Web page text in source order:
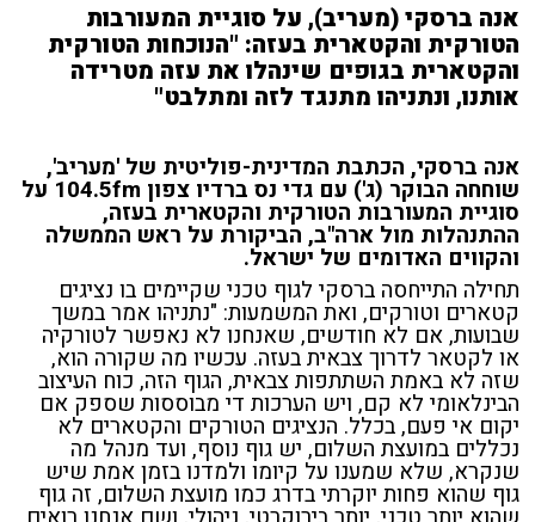
אנה ברסקי (מעריב), על סוגיית המעורבות
הטורקית והקטארית בעזה: "הנוכחות הטורקית
והקטארית בגופים שינהלו את עזה מטרידה
אותנו, ונתניהו מתנגד לזה ומתלבט"
אנה ברסקי, הכתבת המדינית-פוליטית של 'מעריב',
שוחחה הבוקר (ג') עם גדי נס ברדיו צפון 104.5fm על
סוגיית המעורבות הטורקית והקטארית בעזה,
ההתנהלות מול ארה"ב, הביקורת על ראש הממשלה
והקווים האדומים של ישראל.
תחילה התייחסה ברסקי לגוף טכני שקיימים בו נציגים
קטארים וטורקים, ואת המשמעות: "נתניהו אמר במשך
שבועות, אם לא חודשים, שאנחנו לא נאפשר לטורקיה
או לקטאר לדרוך צבאית בעזה. עכשיו מה שקורה הוא,
שזה לא באמת השתתפות צבאית, הגוף הזה, כוח העיצוב
הבינלאומי לא קם, ויש הערכות די מבוססות שספק אם
יקום אי פעם, בכלל. הנציגים הטורקים והקטארים לא
נכללים במועצת השלום, יש גוף נוסף, ועד מנהל מה
שנקרא, שלא שמענו על קיומו ולמדנו בזמן אמת שיש
גוף שהוא פחות יוקרתי בדרג כמו מועצת השלום, זה גוף